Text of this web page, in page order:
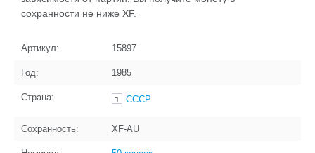
сохранности не ниже XF.
Артикул: 15897
Год: 1985
Страна: СССР
Сохранность: XF-AU